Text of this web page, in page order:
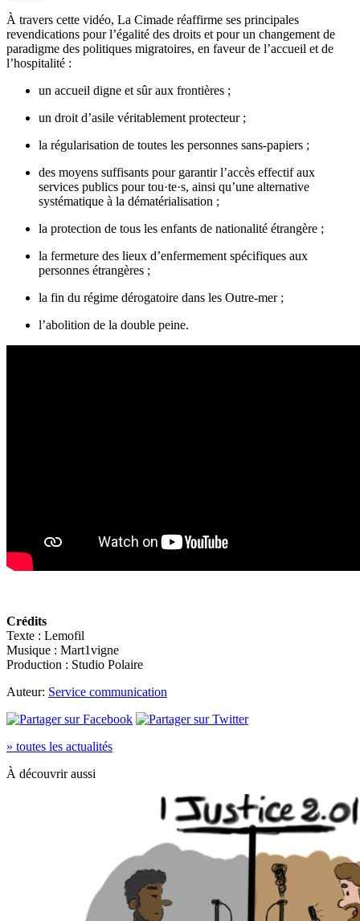
À travers cette vidéo, La Cimade réaffirme ses principales
revendications pour l’égalité des droits et pour un changement de
paradigme des politiques migratoires, en faveur de l’accueil et de
l’hospitalité :
un accueil digne et sûr aux frontières ;
un droit d’asile véritablement protecteur ;
la régularisation de toutes les personnes sans-papiers ;
des moyens suffisants pour garantir l’accès effectif aux
services publics pour tou·te·s, ainsi qu’une alternative
systématique à la dématérialisation ;
la protection de tous les enfants de nationalité étrangère ;
la fermeture des lieux d’enfermement spécifiques aux
personnes étrangères ;
la fin du régime dérogatoire dans les Outre-mer ;
l’abolition de la double peine.
Crédits
Texte : Lemofil
Musique : Mart1vigne
Production : Studio Polaire
Auteur: Service communication
» toutes les actualités
À découvrir aussi